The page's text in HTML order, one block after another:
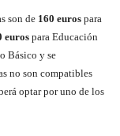
son de 160 euros para
euros para Educación
Básico y se
no son compatibles
optar por uno de los